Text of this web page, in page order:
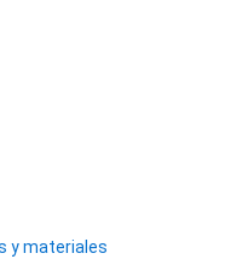
y materiales